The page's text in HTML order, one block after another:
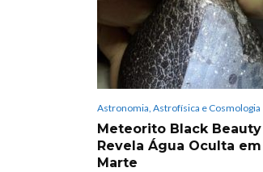
Astronomia, Astrofísica e Cosmologia
Meteorito Black Beauty
Revela Água Oculta em
Marte